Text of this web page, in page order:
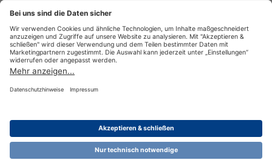
Nutzungsbestimmungen Cookie-Einstellungen